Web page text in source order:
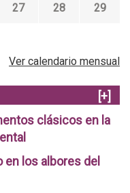
27 28 29
Ver calendario mensual
[+]
clásicos en la
los albores del